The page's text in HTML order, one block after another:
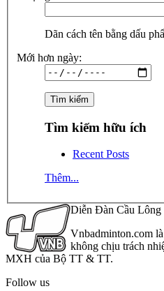
Dãn cách tên bằng dấu
Mới hơn ngày:
Tìm kiếm hữu ích
Recent Posts
Thêm...
Diễn Đàn Cầu Lông
Vnbadminton.com
không chịu trách
MXH của Bộ TT & TT.
Follow us